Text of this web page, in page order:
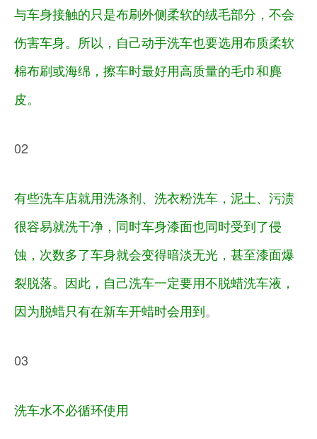
与车身接触的只是布刷外侧柔软的绒毛部分，不会
伤害车身。所以，自己动手洗车也要选用布质柔软
棉布刷或海绵，擦车时最好用高质量的毛巾和麂
皮。
02
有些洗车店就用洗涤剂、洗衣粉洗车，泥土、污渍
很容易就洗干净，同时车身漆面也同时受到了侵
蚀，次数多了车身就会变得暗淡无光，甚至漆面爆
裂脱落。因此，自己洗车一定要用不脱蜡洗车液，
因为脱蜡只有在新车开蜡时会用到。
03
洗车水不必循环使用